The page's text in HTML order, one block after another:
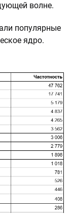
волне.
популярные
ядро.